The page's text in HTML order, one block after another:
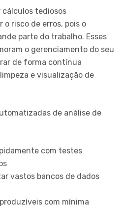
cálculos tediosos
risco de erros, pois o
parte do trabalho. Esses
o gerenciamento do seu
de forma contínua
e visualização de
de análise de
com testes
vastos bancos de dados
com mínima